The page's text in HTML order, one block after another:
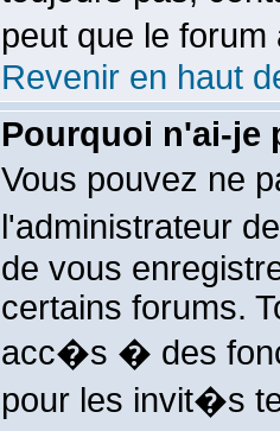
peut que le
Revenir en haut
Pourquoi n'ai-je
Vous pouvez ne
l'administrateur
de vous
certains forums.
acc�s � des
pour les invit�s